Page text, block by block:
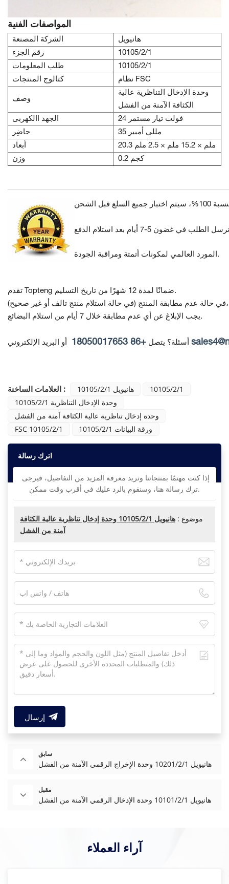
المواصفات الفنية
الشركة المصنعة
هانيويل
رقم الجزء
10105/2/1
طلب المعلومات
10105/2/1
كتالوج المنتجات
نظام FSC
وصف
وحدة الإدخال التناظرية عالية
الكثافة الآمنة من الفشل
الجهد االكهربى
24 فولت تيار مستمر
حاضِر
35 مللي أمبير
أبعاد
20.3 ملم × 15.2 ملم × 2.5 ملم
وزن
0.2 كجم
المورد العالمي لمكونات أتمتة ومراقبة الجودة.
تقدم Topteng ضمانًا لمدة 12 شهرًا من تاريخ التسليم.
في حالة عدم مطابقة المنتج(في حالة استلام منتج تالف أو غير صحيح)،
يجب الإبلاغ عن أي عدم مطابقة خلال 7 أيام من استلام البضائع.
أسئلة؟ يتصل +86 18050017653 أو البريد الإلكتروني
العلامات الساخنة : هانيويل 10105/2/1
10105/2/1
10105/2/1 وحدة الإدخال التناظرية
وحدة إدخال تناظرية عالية الكثافة آمنة من الفشل
FSC 10105/2/1
10105/2/1 ورقة البيانات
اترك رسالة
ترك رسالة هنا، وسنقوم بالرد عليك في أقرب وقت ممكن.
موضوع :
هانيويل 10105/2/1 وحدة إدخال تناظرية عالية الكثافة
آمنة من الفشل
إرسال
سابق
هانيويل 10201/2/1 وحدة الإخراج الرقمي الآمنة من الفشل
مقبل
هانيويل 10101/2/1 وحدة الإدخال الرقمي الآمنة من الفشل
آراء العملاء